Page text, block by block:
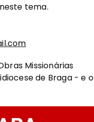
tema.
Missionárias
de Braga - e o